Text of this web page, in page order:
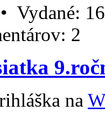
• Vydané:
2
na